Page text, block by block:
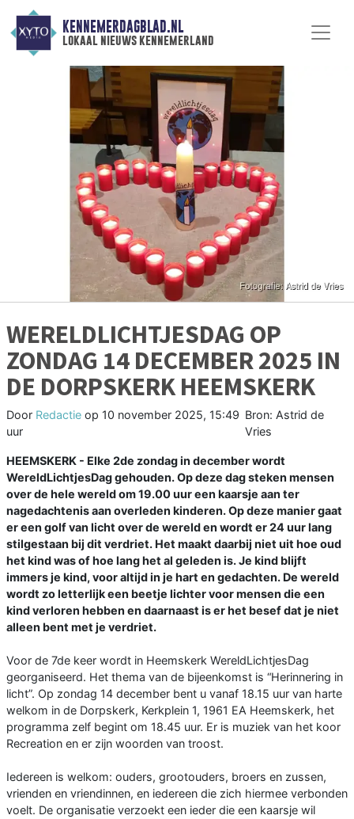
KENNEMERDAGBLAD.NL
lokaal nieuws kennemerland
WERELDLICHTJESDAG OP
ZONDAG 14 DECEMBER 2025 IN
DE DORPSKERK HEEMSKERK
Door Redactie op 10 november 2025, 15:49
uur
Bron: Astrid de
Vries
HEEMSKERK - Elke 2de zondag in december wordt
WereldLichtjesDag gehouden. Op deze dag steken mensen
over de hele wereld om 19.00 uur een kaarsje aan ter
nagedachtenis aan overleden kinderen. Op deze manier gaat
er een golf van licht over de wereld en wordt er 24 uur lang
stilgestaan bij dit verdriet. Het maakt daarbij niet uit hoe oud
het kind was of hoe lang het al geleden is. Je kind blijft
immers je kind, voor altijd in je hart en gedachten. De wereld
wordt zo letterlijk een beetje lichter voor mensen die een
kind verloren hebben en daarnaast is er het besef dat je niet
alleen bent met je verdriet.
Voor de 7de keer wordt in Heemskerk WereldLichtjesDag
georganiseerd. Het thema van de bijeenkomst is “Herinnering in
licht”. Op zondag 14 december bent u vanaf 18.15 uur van harte
welkom in de Dorpskerk, Kerkplein 1, 1961 EA Heemskerk, het
programma zelf begint om 18.45 uur. Er is muziek van het koor
Recreation en er zijn woorden van troost.
Iedereen is welkom: ouders, grootouders, broers en zussen,
vrienden en vriendinnen, en iedereen die zich hiermee verbonden
voelt. De organisatie verzoekt een ieder die een kaarsje wil